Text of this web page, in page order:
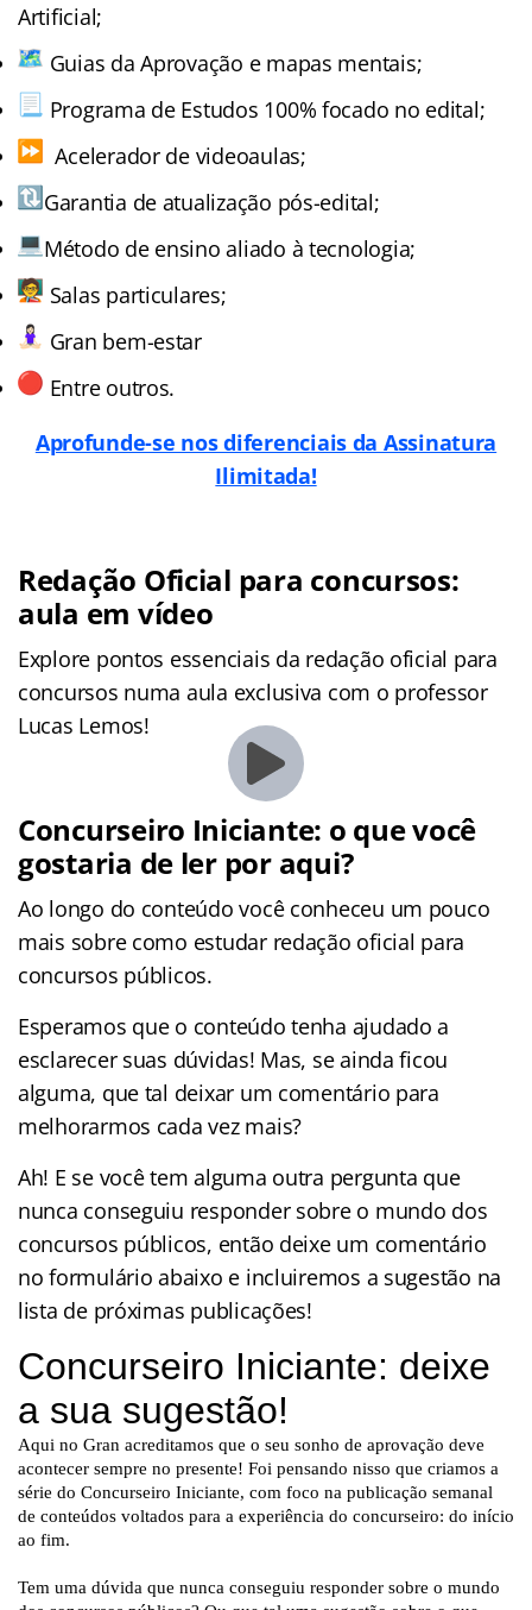
Artificial;
Guias da Aprovação e mapas mentais;
Programa de Estudos 100% focado no edital;
Acelerador de videoaulas;
Garantia de atualização pós-edital;
Método de ensino aliado à tecnologia;
Salas particulares;
Gran bem-estar
Entre outros.
Aprofunde-se nos diferenciais da Assinatura
Ilimitada!
Redação Oficial para concursos:
aula em vídeo
Explore pontos essenciais da redação oficial para
concursos numa aula exclusiva com o professor
Lucas Lemos!
Concurseiro Iniciante: o que você
gostaria de ler por aqui?
Ao longo do conteúdo você conheceu um pouco
mais sobre como estudar redação oficial para
concursos públicos.
Esperamos que o conteúdo tenha ajudado a
esclarecer suas dúvidas! Mas, se ainda ficou
alguma, que tal deixar um comentário para
melhorarmos cada vez mais?
Ah! E se você tem alguma outra pergunta que
nunca conseguiu responder sobre o mundo dos
concursos públicos, então deixe um comentário
no formulário abaixo e incluiremos a sugestão na
lista de próximas publicações!